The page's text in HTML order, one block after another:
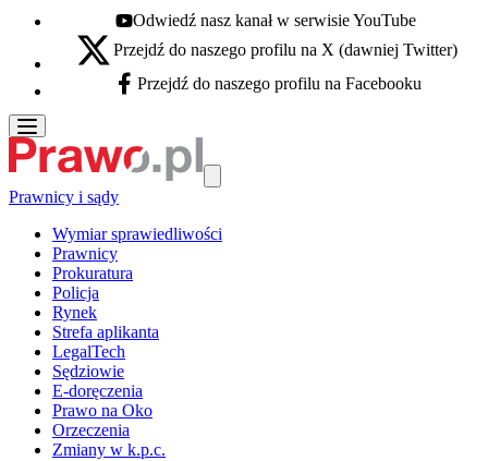
Youtube - otwiera się w nowej karcie
Odwiedź nasz kanał w serwisie YouTube
X - otwiera się w nowej karcie
Przejdź do naszego profilu na X (dawniej Twitter)
Facebook - otwiera się w nowej karcie
Przejdź do naszego profilu na Facebooku
Prawnicy i sądy
Wymiar sprawiedliwości
Prawnicy
Prokuratura
Policja
Rynek
Strefa aplikanta
LegalTech
Sędziowie
E-doręczenia
Prawo na Oko
Orzeczenia
Zmiany w k.p.c.